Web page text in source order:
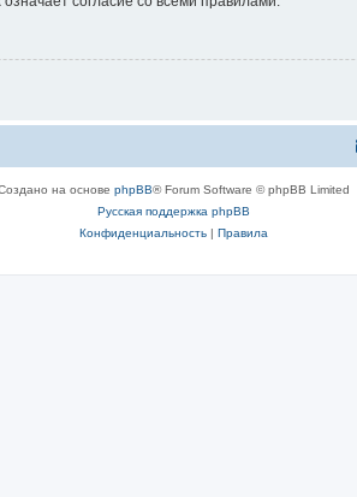
на основе phpBB® Forum Software © phpBB Limited
Русская поддержка phpBB
Конфиденциальность| Правила